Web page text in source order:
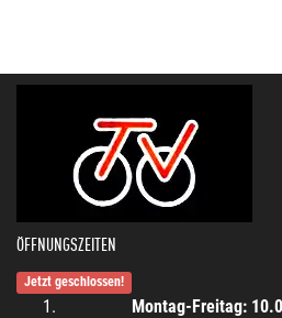
ÖFFNUNGSZEITEN
Jetzt geschlossen!
Montag-Freitag: